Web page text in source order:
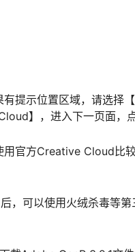
提示位置区域，请选择
】，进入下一页面，
官方Creative Cloud比
，可以使用火绒杀毒等